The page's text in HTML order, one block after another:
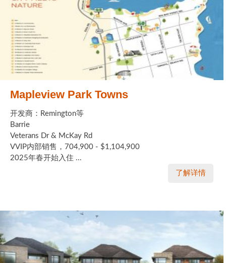
加拿大的福利制度
吃货眼中的加拿大地图
Mapleview Park Towns
开发商：Remington等
Barrie
Veterans Dr & McKay Rd
VVIP内部销售，704,900 - $1,104,900
2025年春开始入住 ...
了解详情